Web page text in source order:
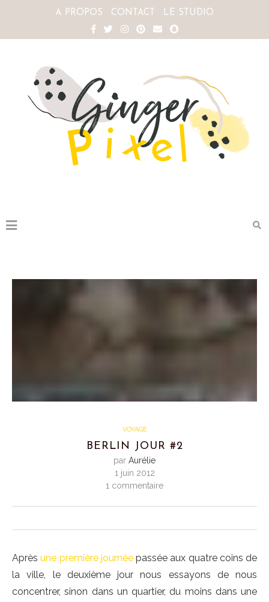
A PROPOS CONTACT LE STUDIO
VOYAGE
BERLIN JOUR #2
par Aurélie
1 juin 2012
1 commentaire
Aprèsune première journéepassée aux quatre coins de
la ville, le deuxième jour nous essayons de nous
concentrer, sinon dans un quartier, du moins dans une